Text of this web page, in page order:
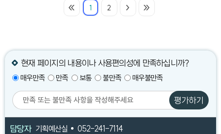
1 2
현재 페이지의 내용이나 사용편의성에 만족하십니까?
매우만족 만족 보통 불만족 매우불만족
평가하기
담당자 기획예산실
052-241-7114